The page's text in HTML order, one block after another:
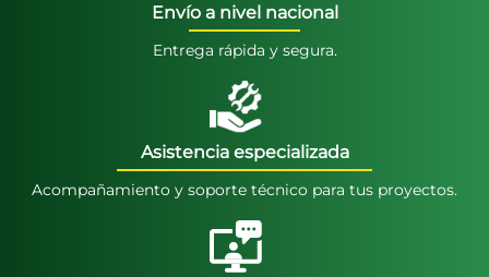
Envío a nivel nacional
Entrega rápida y segura.
Asistencia especializada
Acompañamiento y soporte técnico para tus proyectos.